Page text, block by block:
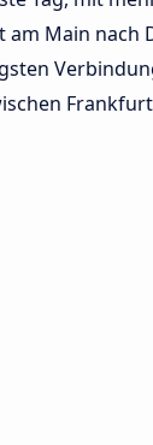
Main nach